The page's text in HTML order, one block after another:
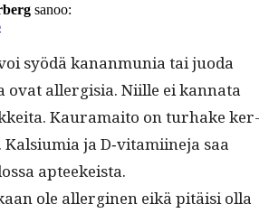
sanoo:
syödä kanan­mu­nia tai juo­da
ovat aller­gisia. Niille ei kan­na­ta
Kau­ra­maito on turhake ker­
ja D‑vitamiineja saa
apteekeista.
ole allerginen eikä pitäisi olla